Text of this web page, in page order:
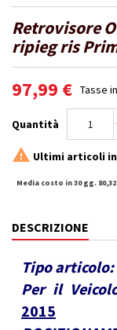
Retrovisore
ripieg ris
97,99 € Tasse
Quantità
 Ultimi articoli
Media costo in 30 gg. 80,32
DESCRIZIONE
Tipo articolo:
Per il
2015